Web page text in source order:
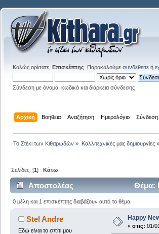
Καλώς ορίσατε, Επισκέπτης . Παρακαλούμε συνδεθείτε ή
Σύνδεση με όνομα, κωδικό και διάρκεια σύνδεσης
Αρχική Βοήθεια Αναζήτηση Ημερολόγιο Σύνδεση
Το Στέκι των Κιθαρωδών » Καλλιτεχνικές μας δημιουργίες»
Σελίδες: [1]Κάτω
Αποστολέας Θέμα:
0 μέλη και 1 επισκέπτης διαβάζουν αυτό το θέμα.
Stel Andre
Εδώ είναι το σπίτι μου
Happy
« στις: 01/